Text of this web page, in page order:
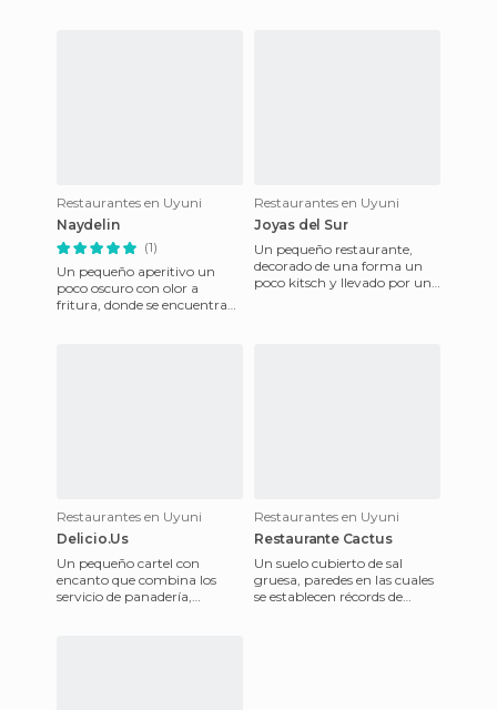
Restaurantes en Uyuni
Naydelin
(1)
Un pequeño aperitivo un
poco oscuro con olor a
fritura, donde se encuentra
Restaurantes en Uyuni
Joyas del Sur
Un pequeño restaurante,
decorado de una forma un
poco kitsch y llevado por un
Restaurantes en Uyuni
Delicio.Us
Un pequeño cartel con
encanto que combina los
servicio de panadería,
Restaurantes en Uyuni
Restaurante Cactus
Un suelo cubierto de sal
gruesa, paredes en las cuales
se establecen récords de